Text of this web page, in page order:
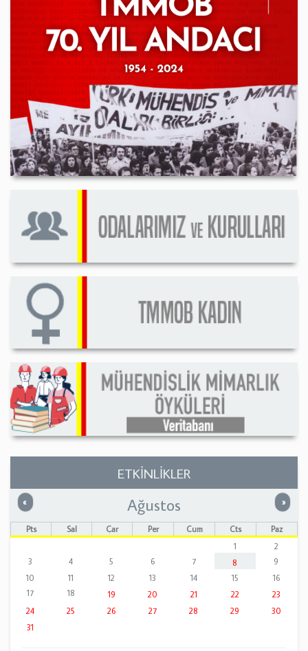
ETKİNLİKLER
« Önceki »
Ağustos
Pts Sal Çar Per Cum Cts
Paz
1
2
3
4 5 6 7 8
9
10
11 12 13 14 15
16
17
18 19 20 21 22
23
24
25 26 27 28 29
30
31